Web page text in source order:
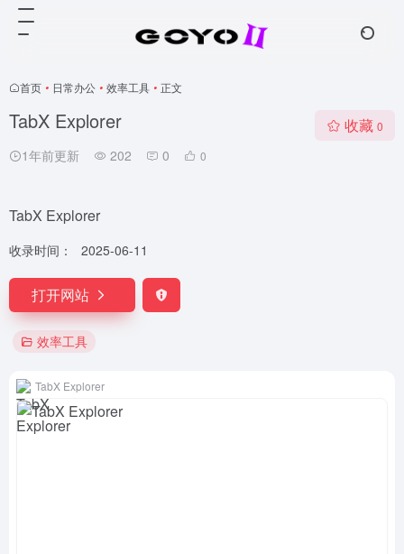
首页 • 日常办公 • 效率工具 • 正文
TabX Explorer
1年前更新 202 0 0
收藏 0
TabX Explorer
收录时间： 2025-06-11
打开网站
效率工具
TabX Explorer